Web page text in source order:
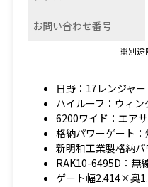
お問い合わせ番号
※別途
日野：17レンジャー
ハイルーフ：ウィン
6200ワイド：エア
格納パワーゲート
新明和工業製格納パ
RAK10-6495D：無
ゲート幅2.414×奥